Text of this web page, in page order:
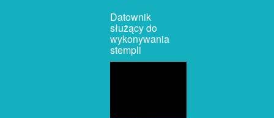
Datownik
służący do
wykonywania
stempli